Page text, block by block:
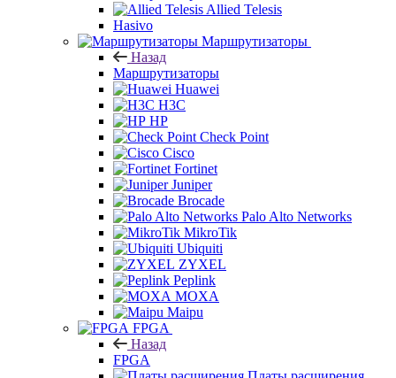
Allied Telesis
Hasivo
Маршрутизаторы
Назад
Маршрутизаторы
Huawei
H3C
HP
Check Point
Cisco
Fortinet
Juniper
Brocade
Palo Alto Networks
MikroTik
Ubiquiti
ZYXEL
Peplink
MOXA
Maipu
FPGA
Назад
FPGA